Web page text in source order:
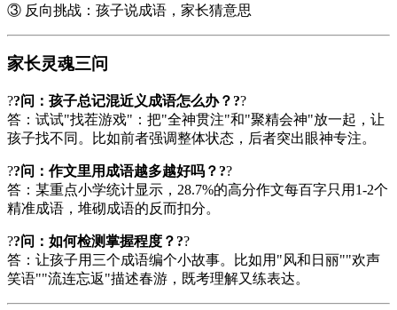
③ 反向挑战：孩子说成语，家长猜意思
家长灵魂三问
??问：孩子总记混近义成语怎么办？??
答：试试"找茬游戏"：把"全神贯注"和"聚精会神"放一起，让
孩子找不同。比如前者强调整体状态，后者突出眼神专注。
??问：作文里用成语越多越好吗？??
答：某重点小学统计显示，28.7%的高分作文每百字只用1-2个
精准成语，堆砌成语的反而扣分。
??问：如何检测掌握程度？??
答：让孩子用三个成语编个小故事。比如用"风和日丽""欢声
笑语""流连忘返"描述春游，既考理解又练表达。